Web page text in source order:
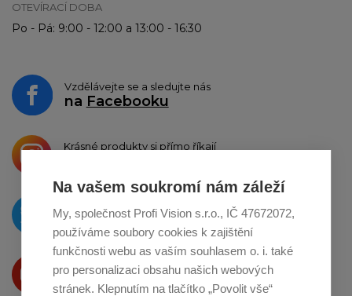
Na vašem soukromí nám záleží
My, společnost Profi Vision s.r.o., IČ 47672072,
používáme soubory cookies k zajištění
funkčnosti webu as vaším souhlasem o. i. také
pro personalizaci obsahu našich webových
stránek. Klepnutím na tlačítko „Povolit vše“
OTEVÍRACÍ DOBA
Po - Pá: 9:00 - 12:00 a 13:00 - 16:30
Vzdělávejte se a sledujte nás
na Facebooku
Krásné produkty si přímo říkají
O novinkách píšeme
naTwitteru
Produkty Vám představujeme
na Youtube